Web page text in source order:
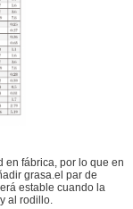
en fábrica, por lo que en
grasa.el par de
estable cuando la
al rodillo.